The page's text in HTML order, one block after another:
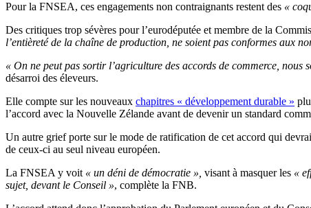
Pour la FNSEA, ces engagements non contraignants restent des «
Des critiques trop sévères pour l’eurodéputée et membre de la
l’entièreté de la chaîne de production, ne soient pas conformes aux
« On ne peut pas sortir l’agriculture des accords de commerce,
désarroi des éleveurs.
Elle compte sur les nouveaux chapitres « développement durable »
l’accord avec la Nouvelle Zélande avant de devenir un standard
Un autre grief porte sur le mode de ratification de cet accord qui
de ceux-ci au seul niveau européen.
La FNSEA y voit « un déni de démocratie », visant à masquer les «
sujet, devant le Conseil », complète la FNB.